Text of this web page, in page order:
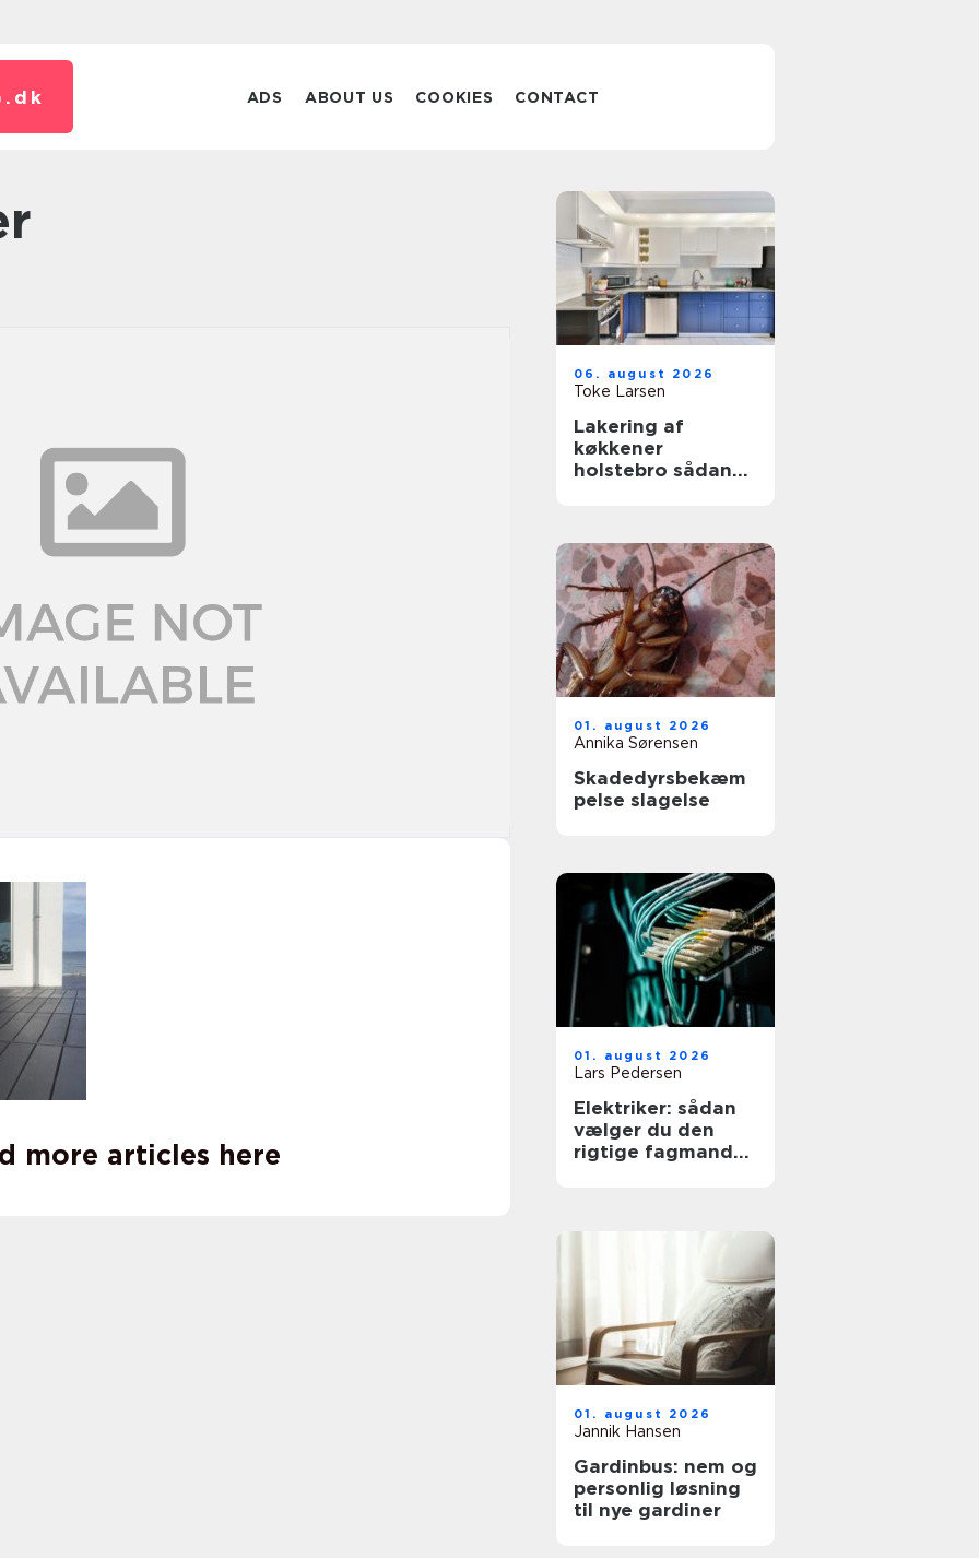
dk ADS ABOUT US COOKIES CONTACT
more articles here
06. august 2026
Toke Larsen
Lakering af
køkkener
holstebro sådan
01. august 2026
Annika Sørensen
Skadedyrsbekæm
pelse slagelse
01. august 2026
Lars Pedersen
Elektriker: sådan
vælger du den
rigtige fagmand
01. august 2026
Jannik Hansen
Gardinbus: nem og
personlig løsning
til nye gardiner